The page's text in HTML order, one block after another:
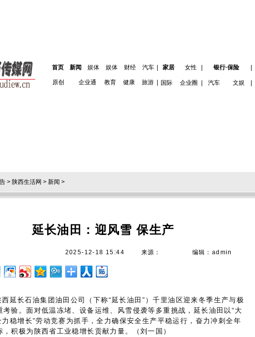
首页 新闻 娱体 娱体 财经 汽车 家居 女性 银行·保险
原创 企业通 教育 健康 旅游 国际 企业圈 汽车 文娱
> 陕西生活网 > 新闻 >
延长油田：迎风雪 保生产
2025-12-18 15:44 来源： 编辑：admin
西延长石油集团油田公司（下称“延长油田”）千里油区迎来冬季生产与极
考验。面对低温冻堵、设备运维、风雪侵袭等多重挑战，延长油田以“大
稳增长”劳动竞赛为抓手，全力确保安全生产平稳运行，奋力冲刺全年
，积极为陕西省工业稳增长贡献力量。（刘一国）